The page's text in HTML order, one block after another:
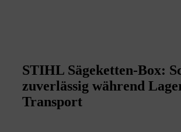
STIHL Sägeketten-Box:
zuverlässig während
Transport